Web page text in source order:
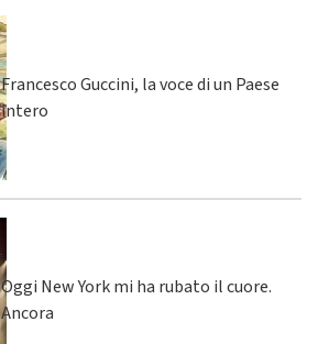
Francesco Guccini, la voce di un Paese
intero
Oggi New York mi ha rubato il cuore.
Ancora